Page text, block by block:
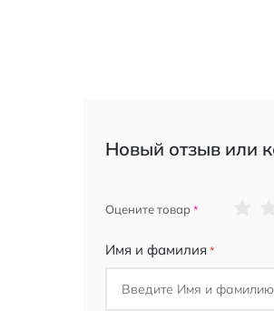
Новый отзыв или
Оцените товар
Имя и фамилия